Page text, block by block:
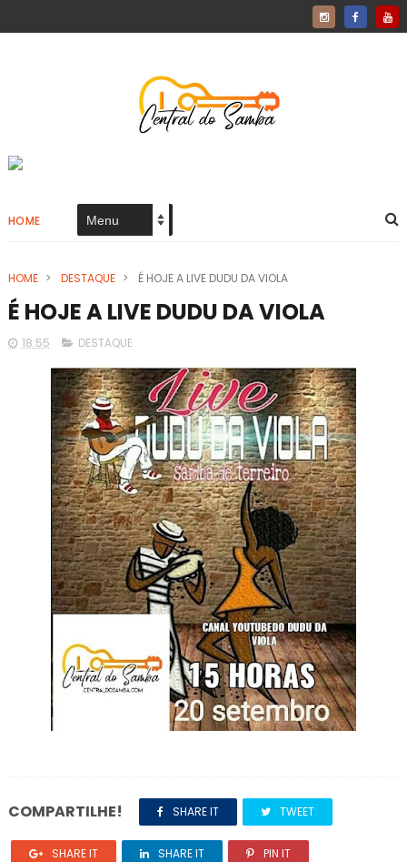
HOME
HOME > DESTAQUE > É HOJE A LIVE DUDU DA VIOLA
É HOJE A LIVE DUDU DA VIOLA
18:55 DESTAQUE
COMPARTILHE! SHARE IT TWEET
SHARE IT SHARE IT PIN IT